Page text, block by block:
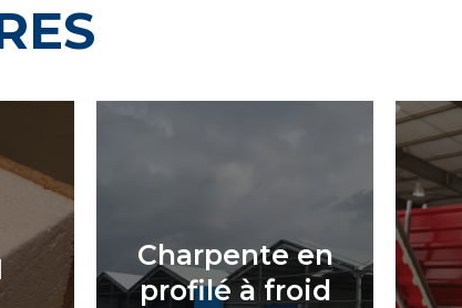
Charpente en
profilé à froid